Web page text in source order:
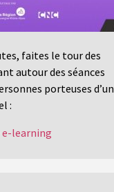
faites le tour des
autour des séances
porteuses d’un
:
e-learning